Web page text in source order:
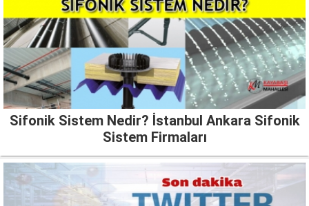
Sifonik Sistem Nedir? İstanbul Ankara Sifonik
Sistem Firmaları